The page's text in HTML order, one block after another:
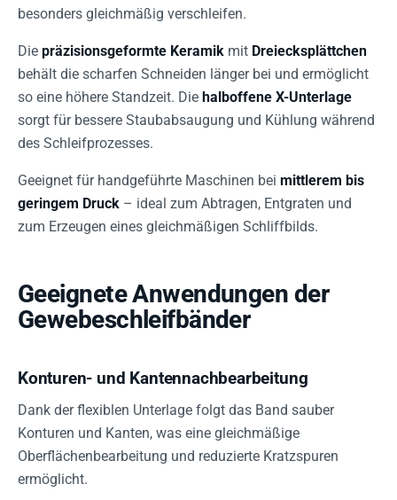
besonders gleichmäßig verschleifen.
Die präzisionsgeformte Keramik mit Dreiecksplättchen
behält die scharfen Schneiden länger bei und ermöglicht
so eine höhere Standzeit. Die halboffene X-Unterlage
sorgt für bessere Staubabsaugung und Kühlung während
des Schleifprozesses.
Geeignet für handgeführte Maschinen bei mittlerem bis
geringem Druck – ideal zum Abtragen, Entgraten und
zum Erzeugen eines gleichmäßigen Schliffbilds.
Geeignete Anwendungen der
Gewebeschleifbänder
Konturen- und Kantennachbearbeitung
Dank der flexiblen Unterlage folgt das Band sauber
Konturen und Kanten, was eine gleichmäßige
Oberflächenbearbeitung und reduzierte Kratzspuren
ermöglicht.